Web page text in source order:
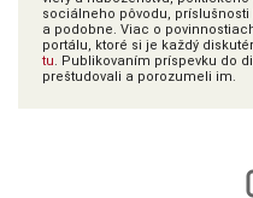
sociálneho pôvodu,
a podobne. Viac o
portálu, ktoré si je každý
tu. Publikovaním príspevku do
preštudovali a porozumeli im.